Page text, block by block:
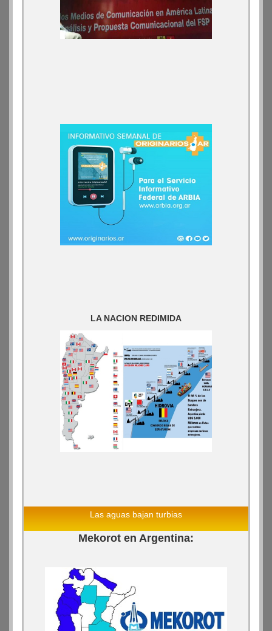
LA NACION REDIMIDA
Las aguas bajan turbias
Mekorot en Argentina: